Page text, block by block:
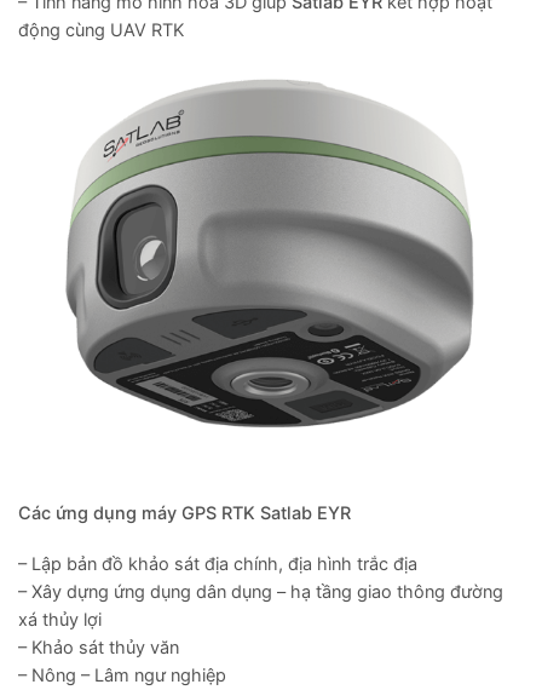
động cùng UAV RTK
Các ứng dụng máy GPS RTK Satlab EYR
– Lập bản đồ khảo sát địa chính, địa hình trắc địa
– Xây dựng ứng dụng dân dụng – hạ tầng giao thông đường
xá thủy lợi
– Khảo sát thủy văn
– Nông – Lâm ngư nghiệp